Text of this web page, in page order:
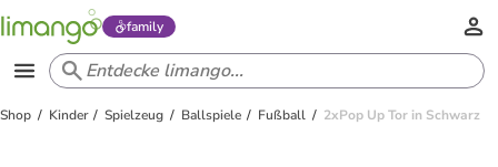
family
Shop Kinder Spielzeug Ballspiele Fußball 2xPop Up Tor in Schwarz